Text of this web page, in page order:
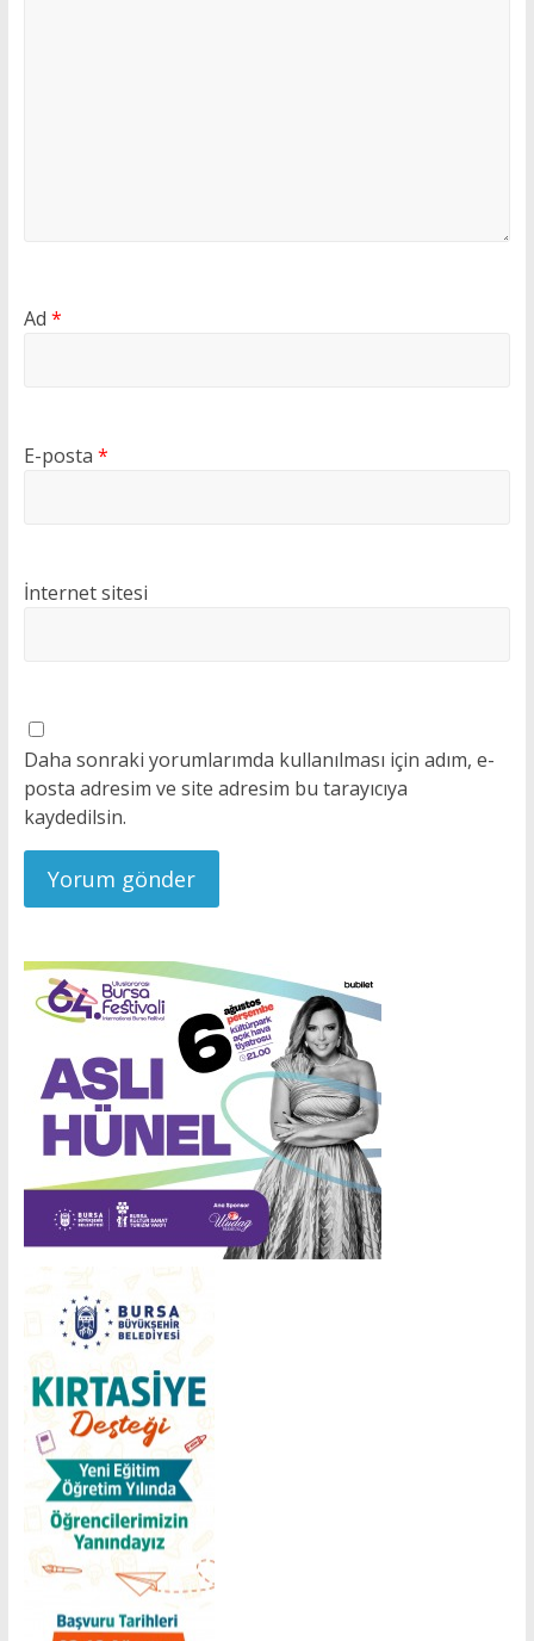
Ad *
E-posta *
İnternet sitesi
Daha sonraki yorumlarımda kullanılması için adım, e-
posta adresim ve site adresim bu tarayıcıya
kaydedilsin.